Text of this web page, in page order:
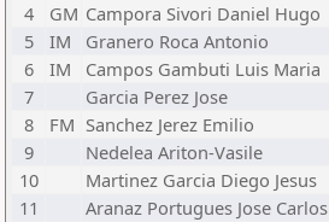
4
GM Campora Sivori Daniel Hugo
5
IM Granero Roca Antonio
6
IM Campos Gambuti Luis Maria
7
Garcia Perez Jose
8
FM Sanchez Jerez Emilio
9
Nedelea Ariton-Vasile
10
Martinez Garcia Diego Jesus
11
Aranaz Portugues Jose Carlos